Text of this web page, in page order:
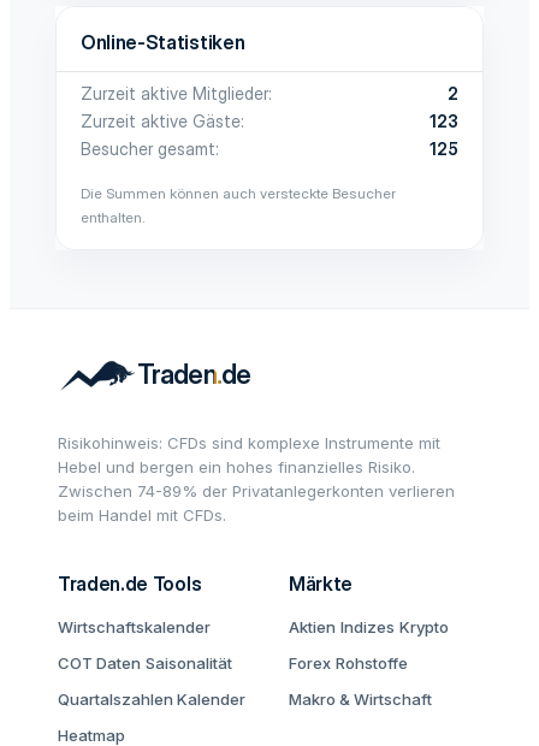
Online-Statistiken
Zurzeit aktive Mitglieder
2
Zurzeit aktive Gäste
123
Besucher gesamt
125
Die Summen können auch versteckte Besucher
enthalten.
Risikohinweis: CFDs sind komplexe Instrumente mit
Hebel und bergen ein hohes finanzielles Risiko.
Zwischen 74-89% der Privatanlegerkonten verlieren
beim Handel mit CFDs.
Traden.de Tools
Wirtschaftskalender
COT Daten Saisonalität
Quartalszahlen Kalender
Heatmap
Märkte
Aktien Indizes Krypto
Forex Rohstoffe
Makro & Wirtschaft